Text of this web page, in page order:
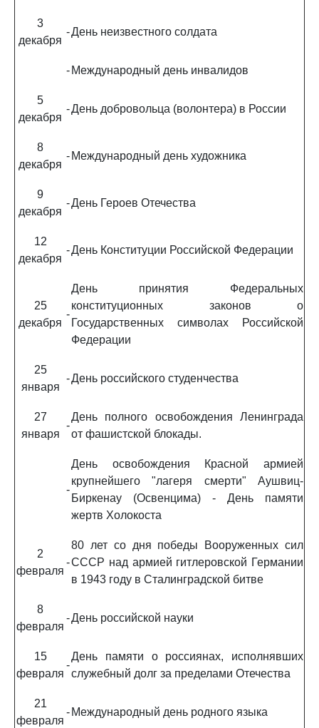
3
декабря
-День неизвестного солдата
- Международный день инвалидов
5
декабря
-День добровольца (волонтера) в России
8
декабря
- Международный день художника
9
декабря
-День Героев Отечества
12
декабря
-День Конституции Российской Федерации
25
декабря
-
День принятия Федеральных
конституционных законов о
Государственных символах Российской
Федерации
25
января
-День российского студенчества
27
января
-
День полного освобождения Ленинграда
от фашистской блокады.
-
День освобождения Красной армией
крупнейшего "лагеря смерти" Аушвиц-
Биркенау (Освенцима) - День памяти
жертв Холокоста
2
февраля
-
80 лет со дня победы Вооруженных сил
СССР над армией гитлеровской Германии
в 1943 году в Сталинградской битве
8
февраля
-День российской науки
15
февраля
-
День памяти о россиянах, исполнявших
служебный долг за пределами Отечества
21
февраля
- Международный день родного языка